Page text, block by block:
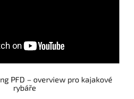
PFD – overview pro kajakové
rybáře